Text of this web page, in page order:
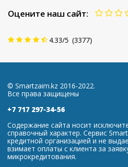
Оцените наш сайт:
4.33/5 (3377)
© Smartzaim.kz 2016-2022.
Все права защищены
+7 717 297-34-56
Содержание сайта носит
справочный характер. Сервис
кредитной организацией и не
взимает оплаты с клиента за
микрокредитования.